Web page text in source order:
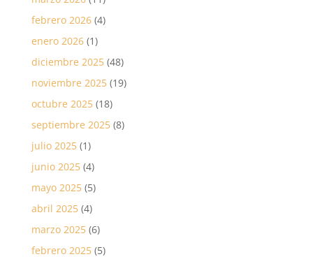
febrero 2026(4)
enero 2026(1)
diciembre 2025(48)
noviembre 2025(19)
octubre 2025(18)
septiembre 2025(8)
julio 2025(1)
junio 2025(4)
mayo 2025(5)
abril 2025(4)
marzo 2025(6)
febrero 2025(5)